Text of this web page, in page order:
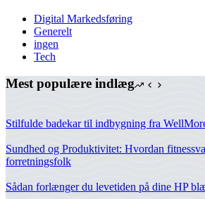
Digital Markedsføring
Generelt
ingen
Tech
Mest populære indlæg
Stilfulde badekar til indbygning fra
Sundhed og Produktivitet: Hvordan
forretningsfolk
Sådan forlænger du levetiden på dine HP